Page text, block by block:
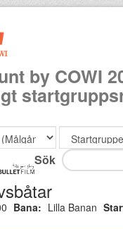
by COWI
Sök
Bana: Lilla Banan